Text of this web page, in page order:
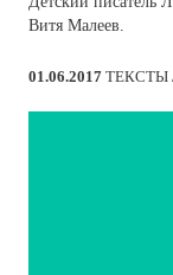
Витя Малеев.
01.06.2017 ТЕКСТЫ